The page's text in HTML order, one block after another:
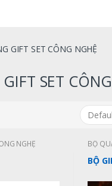
GIFT SET CÔNG NGHỆ
SET
NGHỆ BỘ
BỘ